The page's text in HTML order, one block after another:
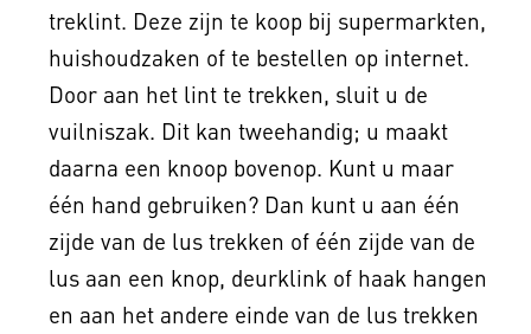
treklint. Deze zijn te koop bij supermarkten,
huishoudzaken of te bestellen op internet.
Door aan het lint te trekken, sluit u de
vuilniszak. Dit kan tweehandig; u maakt
daarna een knoop bovenop. Kunt u maar
één hand gebruiken? Dan kunt u aan één
zijde van de lus trekken of één zijde van de
lus aan een knop, deurklink of haak hangen
en aan het andere einde van de lus trekken